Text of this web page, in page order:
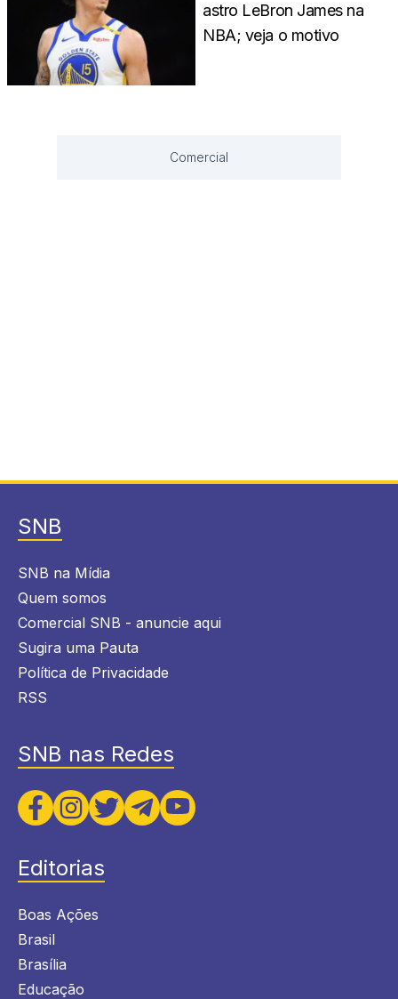
astro LeBron James na
NBA; veja o motivo
Comercial
SNB
SNB na Mídia
Quem somos
Comercial SNB - anuncie aqui
Sugira uma Pauta
Política de Privacidade
RSS
SNB nas Redes
Editorias
Boas Ações
Brasil
Brasília
Educação